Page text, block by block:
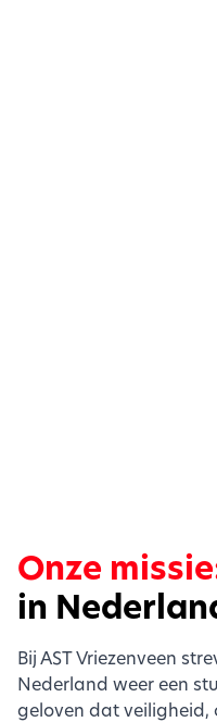
Onze
in
Bij AST Vriezenveen
Nederland weer een
geloven dat veiligheid,